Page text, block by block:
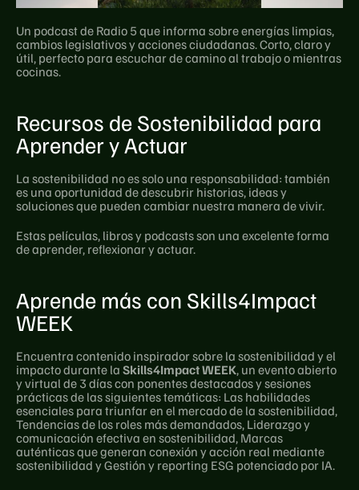
Un podcast de Radio 5 que informa sobre energías limpias,
cambios legislativos y acciones ciudadanas. Corto, claro y
útil, perfecto para escuchar de camino al trabajo o mientras
cocinas.
Recursos de Sostenibilidad para
Aprender y Actuar
La sostenibilidad no es solo una responsabilidad: también
es una oportunidad de descubrir historias, ideas y
soluciones que pueden cambiar nuestra manera de vivir.
Estas películas, libros y podcasts son una excelente forma
de aprender, reflexionar y actuar.
Aprende más con Skills4Impact
WEEK
Encuentra contenido inspirador sobre la sostenibilidad y el
impacto durante la Skills4Impact WEEK, un evento abierto
y virtual de 3 días con ponentes destacados y sesiones
prácticas de las siguientes temáticas: Las habilidades
esenciales para triunfar en el mercado de la sostenibilidad,
Tendencias de los roles más demandados, Liderazgo y
comunicación efectiva en sostenibilidad, Marcas
auténticas que generan conexión y acción real mediante
sostenibilidad y Gestión y reporting ESG potenciado por IA.